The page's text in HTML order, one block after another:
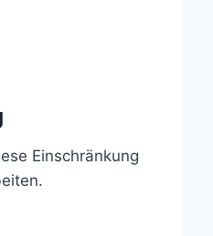
Einschränkung